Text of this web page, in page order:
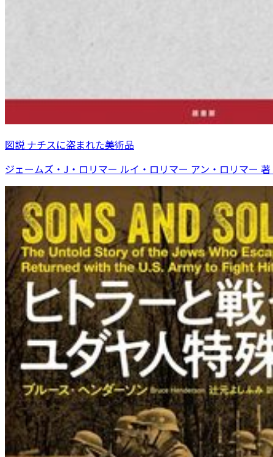
図説 ナチスに盗まれた美術品
ジェームズ・J・ロリマー ルイ・ロリマー アン・ロリマー